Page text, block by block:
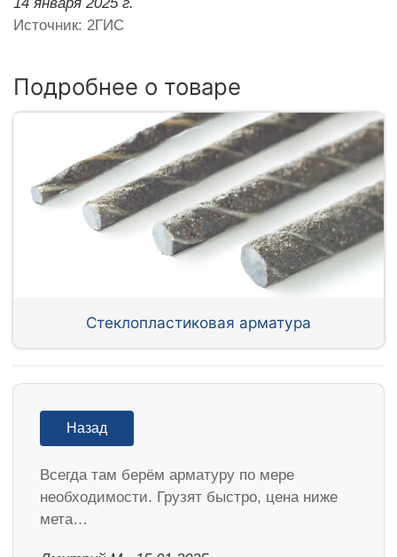
Источник: 2ГИС
Подробнее о товаре
Стеклопластиковая арматура
Назад
Всегда там берём арматуру по мере
необходимости. Грузят быстро, цена ниже
мета…